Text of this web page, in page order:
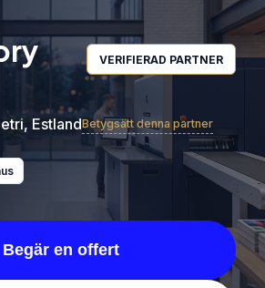
VERIFIERAD PARTNER
EstlandBetygsätt denna partner
Begär en offert